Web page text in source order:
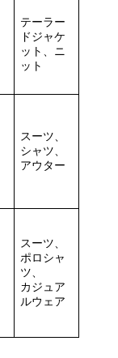
テーラー
ドジャケ
ット、ニ
ット
スーツ、
シャツ、
アウター
スーツ、
ポロシャ
ツ、
カジュア
ルウェア